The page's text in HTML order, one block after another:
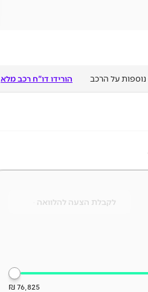
נוספות על הרכב
הורידו דו"ח רכב מלא
76,825 ₪
לקבלת הצעה להלוואה